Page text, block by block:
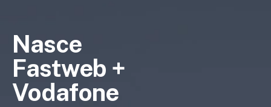
Nasce
Fastweb +
Vodafone